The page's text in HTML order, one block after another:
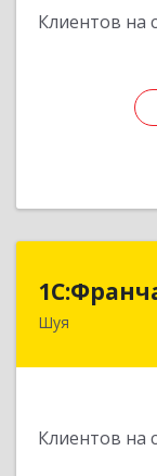
Клиентов на
Шуя
Клиентов на